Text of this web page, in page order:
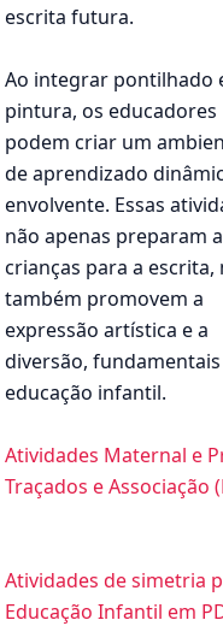
escrita futura.
Ao integrar pontilhado
pintura, os educadores
podem criar um
de aprendizado
envolvente. Essas
não apenas preparam
crianças para a escrita,
também promovem a
expressão artística e a
diversão,
educação infantil.
Atividades Maternal e
Traçados e Associação
Atividades de simetria
Educação Infantil em